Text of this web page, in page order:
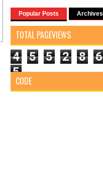
Popular Posts Archives
TOTAL PAGEVIEWS
4 5 5 2 8
6
5
CODE